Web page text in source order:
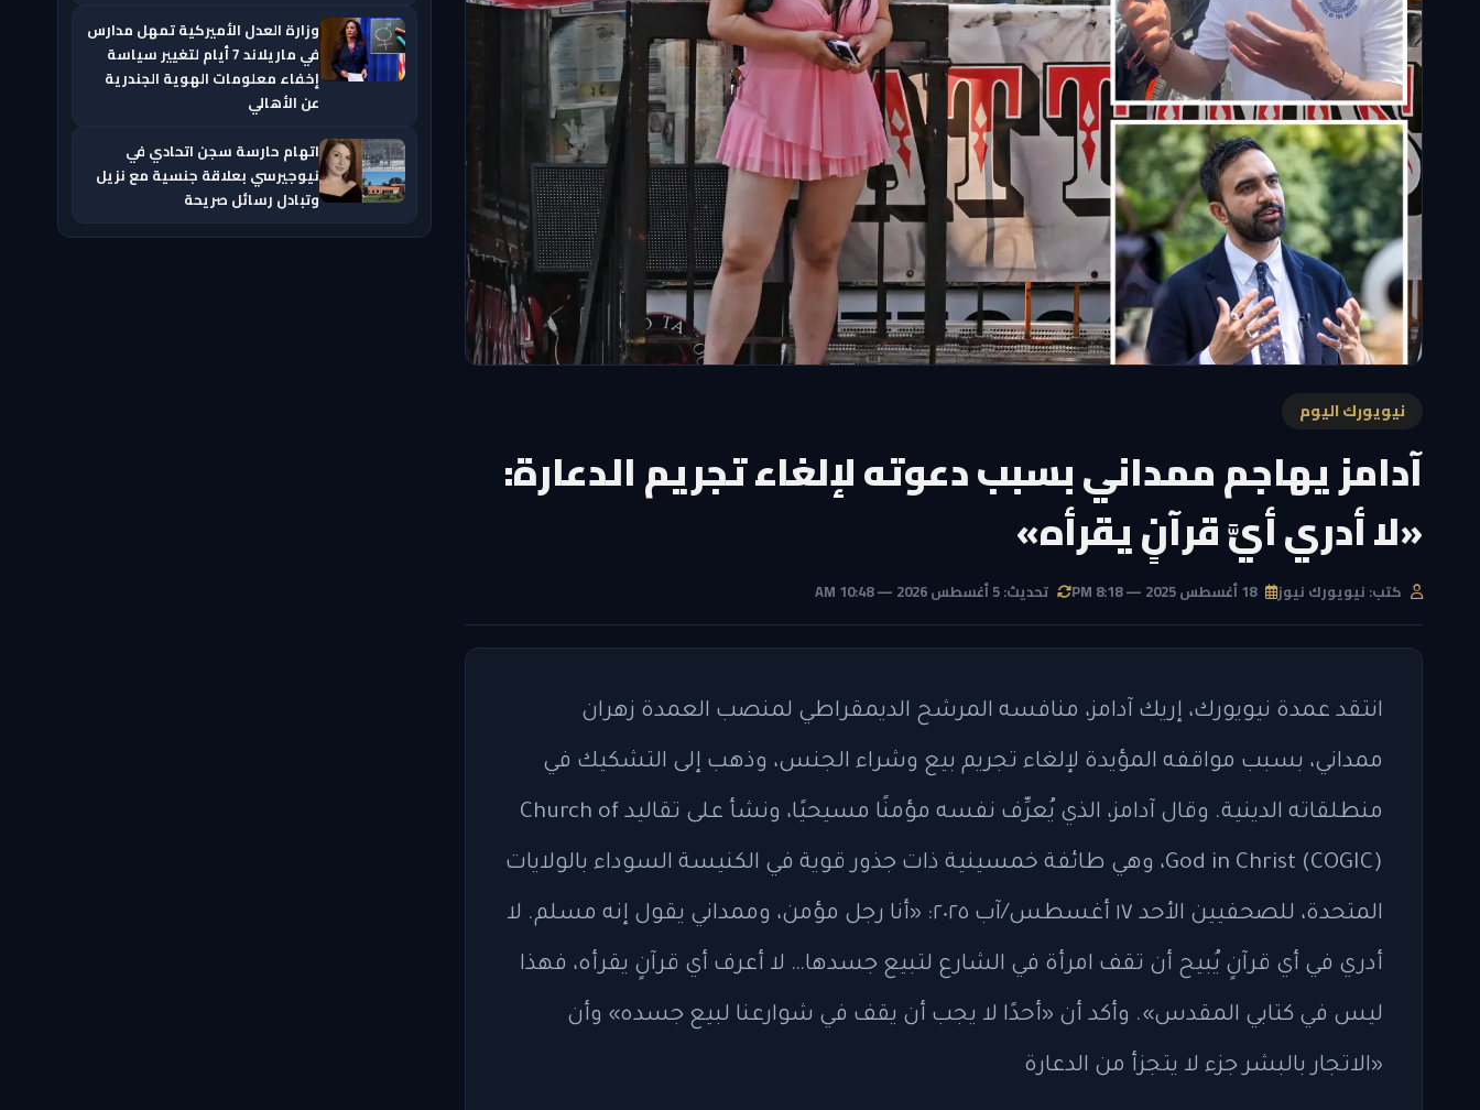
نيويورك اليوم
آدامز يهاجم ممداني بسبب دعوته لإلغاء تجريم الدعارة:
«لا أدري أيَّ قرآنٍ يقرأه»
كتب: نيويورك نيوز 18 أغسطس 2025 — 8:18 PM تحديث: 5 أغسطس 2026 — 10:48 AM
انتقد عمدة نيويورك، إريك آدامز، منافسه المرشح الديمقراطي لمنصب العمدة زهران
ممداني، بسبب مواقفه المؤيدة لإلغاء تجريم بيع وشراء الجنس، وذهب إلى التشكيك في
منطلقاته الدينية. وقال آدامز، الذي يُعرِّف نفسه مؤمنًا مسيحيًا، ونشأ على تقاليد Church of
God in Christ (COGIC)، وهي طائفة خمسينية ذات جذور قوية في الكنيسة السوداء بالولايات
المتحدة، للصحفيين الأحد ١٧ أغسطس/آب ٢٠٢٥: «أنا رجل مؤمن، وممداني يقول إنه مسلم. لا
أدري في أي قرآنٍ يُبيح أن تقف امرأة في الشارع لتبيع جسدها… لا أعرف أي قرآنٍ يقرأه، فهذا
ليس في كتابي المقدس». وأكد أن «أحدًا لا يجب أن يقف في شوارعنا لبيع جسده» وأن
«الاتجار بالبشر جزء لا يتجزأ من الدعارة
وزارة العدل الأميركية تمهل مدارس
في ماريلاند 7 أيام لتغيير سياسة
إخفاء معلومات الهوية الجندرية
عن الأهالي
اتهام حارسة سجن اتحادي في
نيوجيرسي بعلاقة جنسية مع نزيل
وتبادل رسائل صريحة